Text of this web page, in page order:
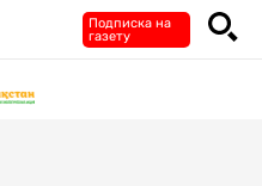
Подписка на
газету